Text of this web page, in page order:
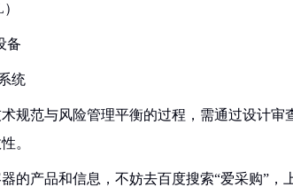
备
统
规范与风险管理平衡的过程，需通过设计审
。
的产品和信息，不妨去百度搜索“爱采购”，